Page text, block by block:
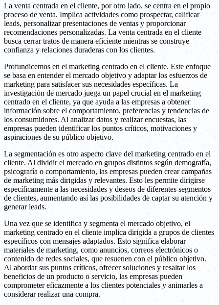
La venta centrada en el cliente, por otro lado, se centra en el propio
proceso de venta. Implica actividades como prospectar, calificar
leads, personalizar presentaciones de ventas y proporcionar
recomendaciones personalizadas. La venta centrada en el cliente
busca cerrar tratos de manera eficiente mientras se construye
confianza y relaciones duraderas con los clientes.
Profundicemos en el marketing centrado en el cliente. Este enfoque
se basa en entender el mercado objetivo y adaptar los esfuerzos de
marketing para satisfacer sus necesidades específicas. La
investigación de mercado juega un papel crucial en el marketing
centrado en el cliente, ya que ayuda a las empresas a obtener
información sobre el comportamiento, preferencias y tendencias de
los consumidores. Al analizar datos y realizar encuestas, las
empresas pueden identificar los puntos críticos, motivaciones y
aspiraciones de su público objetivo.
La segmentación es otro aspecto clave del marketing centrado en el
cliente. Al dividir el mercado en grupos distintos según demografía,
psicografía o comportamiento, las empresas pueden crear campañas
de marketing más dirigidas y relevantes. Esto les permite dirigirse
específicamente a las necesidades y deseos de diferentes segmentos
de clientes, aumentando así las posibilidades de captar su atención y
generar leads.
Una vez que se identifica y segmenta el mercado objetivo, el
marketing centrado en el cliente implica dirigida a grupos de clientes
específicos con mensajes adaptados. Esto significa elaborar
materiales de marketing, como anuncios, correos electrónicos o
contenido de redes sociales, que resuenen con el público objetivo.
Al abordar sus puntos críticos, ofrecer soluciones y resaltar los
beneficios de un producto o servicio, las empresas pueden
comprometer eficazmente a los clientes potenciales y animarles a
considerar realizar una compra.